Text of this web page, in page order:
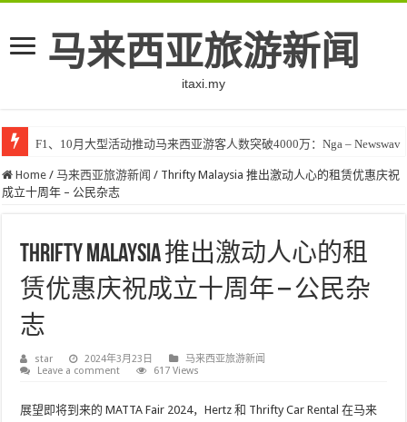
马来西亚旅游新闻
itaxi.my
F1、10月大型活动推动马来西亚游客人数突破4000万：Nga – Newswav
Home / 马来西亚旅游新闻 / Thrifty Malaysia 推出激动人心的租赁优惠庆祝
成立十周年 – 公民杂志
Thrifty Malaysia 推出激动人心的租
赁优惠庆祝成立十周年 – 公民杂
志
star 2024年3月23日
马来西亚旅游新闻
Leave a comment
617 Views
展望即将到来的 MATTA Fair 2024，Hertz 和 Thrifty Car Rental 在马来